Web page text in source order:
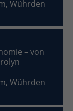
Wührden
– von
Wührden